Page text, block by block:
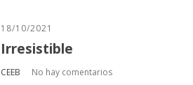
18/10/2021
Irresistible
CEEB No hay comentarios